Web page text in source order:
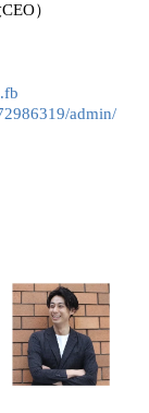
）
admin/